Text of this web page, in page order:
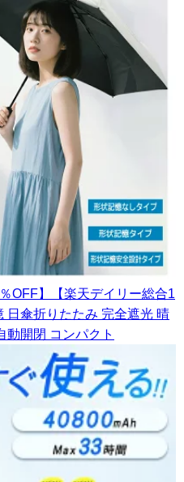
OFF】【楽天デイリー総合1
日傘折りたたみ 完全遮光 晴
動開閉 コンパクト